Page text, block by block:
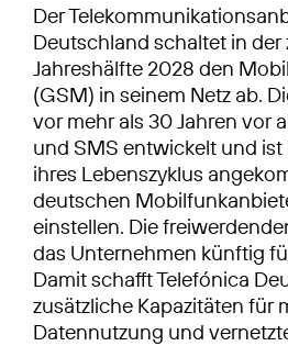
Der
Deutschland schaltet in der
Jahreshälfte 2028 den
(GSM) in seinem Netz ab.
vor mehr als 30 Jahren vor
und SMS entwickelt und ist
ihres Lebenszyklus
deutschen
einstellen. Die
das Unternehmen künftig
Damit schafft Telefónica
zusätzliche Kapazitäten für
Datennutzung und